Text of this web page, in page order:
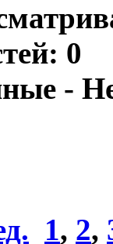
0
-
1, 2,